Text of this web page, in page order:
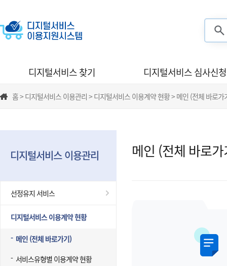
디지털서비스 찾기 디지털서비스 심사신청
홈 > 디지털서비스 이용관리 > 디지털서비스 이용계약 현황 > 메인 (전체 바로가
디지털서비스 이용관리
선정유지 서비스
디지털서비스 이용계약 현황
메인 (전체 바로가기)
서비스유형별 이용계약 현황
메인 (전체 바로